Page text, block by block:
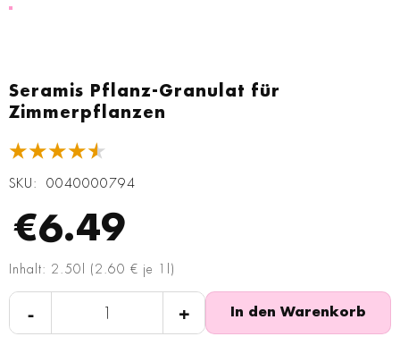
Seramis Pflanz-Granulat für
Zimmerpflanzen
★★★★★
SKU 0040000794
€6.49
Inhalt: 2.50l (2.60 € je 1l)
- + In den Warenkorb
Anfang
der
springen